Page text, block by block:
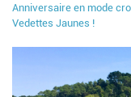
Anniversaire en mode
Vedettes Jaunes !